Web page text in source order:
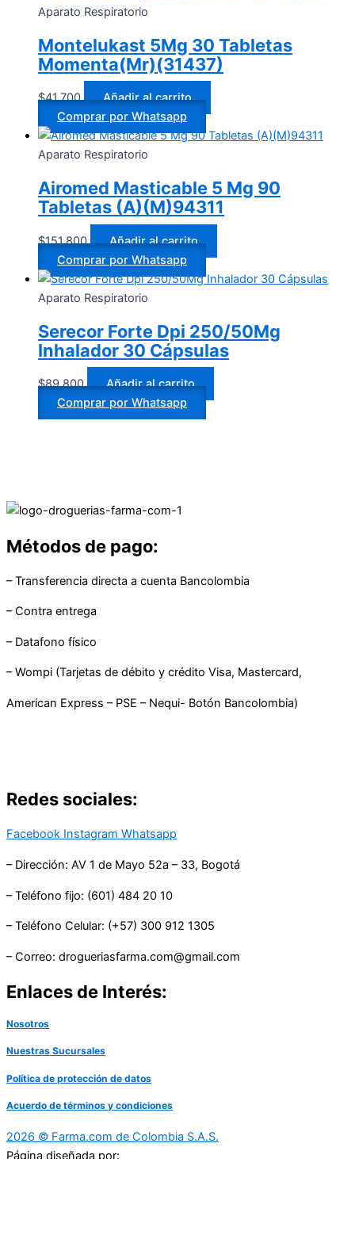
Aparato Respiratorio
Montelukast 5Mg 30 Tabletas
Momenta(Mr)(31437)
$41.700
Añadir al carrito
Comprar por Whatsapp
Aparato Respiratorio
Airomed Masticable 5 Mg 90
Tabletas (A)(M)94311
$151.800
Añadir al carrito
Comprar por Whatsapp
Aparato Respiratorio
Serecor Forte Dpi 250/50Mg
Inhalador 30 Cápsulas
$89.800
Añadir al carrito
Comprar por Whatsapp
Métodos de pago:
– Transferencia directa a cuenta Bancolombia
– Contra entrega
– Datafono físico
– Wompi (Tarjetas de débito y crédito Visa, Mastercard,
American Express – PSE – Nequi- Botón Bancolombia)
Redes sociales:
Facebook Instagram Whatsapp
– Dirección: AV 1 de Mayo 52a – 33, Bogotá
– Teléfono fijo: (601) 484 20 10
– Teléfono Celular: (+57) 300 912 1305
– Correo: drogueriasfarma.com@gmail.com
Enlaces de Interés:
Nosotros
Nuestras Sucursales
Política de protección de datos
Acuerdo de términos y condiciones
2026 © Farma.com de Colombia S.A.S.
Página diseñada por: